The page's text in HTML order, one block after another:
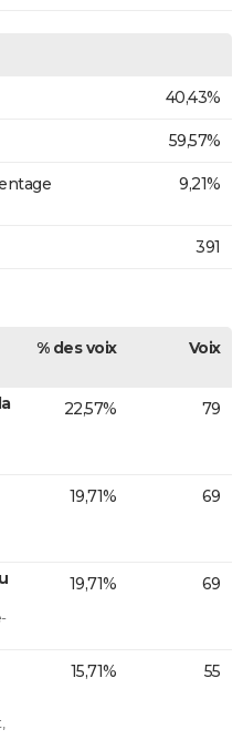
40,43%
59,57%
9,21%
391
% des voix Voix
22,57% 79
19,71% 69
19,71% 69
15,71% 55